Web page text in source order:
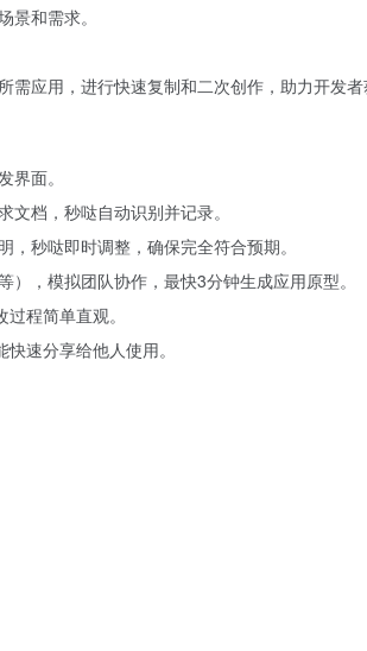
和需求。
应用，进行快速复制和二次创作，助力开发者
面。
档，秒哒自动识别并记录。
秒哒即时调整，确保完全符合预期。
，模拟团队协作，最快3分钟生成应用原型。
程简单直观。
速分享给他人使用。